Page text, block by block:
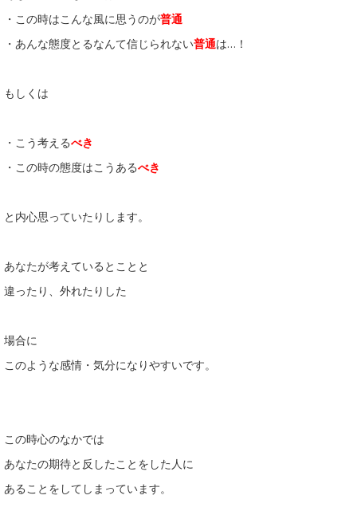
・この時はこんな風に思うのが普通
・あんな態度とるなんて信じられない普通は…！
もしくは
・こう考えるべき
・この時の態度はこうあるべき
と内心思っていたりします。
あなたが考えているとことと
違ったり、外れたりした
場合に
このような感情・気分になりやすいです。
この時心のなかでは
あなたの期待と反したことをした人に
あることをしてしまっています。